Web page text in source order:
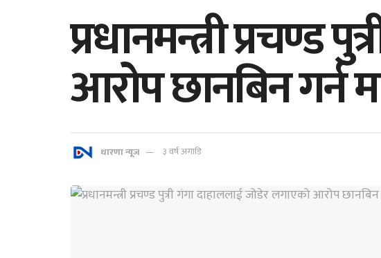
प्रधानमन्त्री प्रचण्ड
आरोप छानबिन गर्न
धारणा न्यूज ३ वर्ष अगाडि